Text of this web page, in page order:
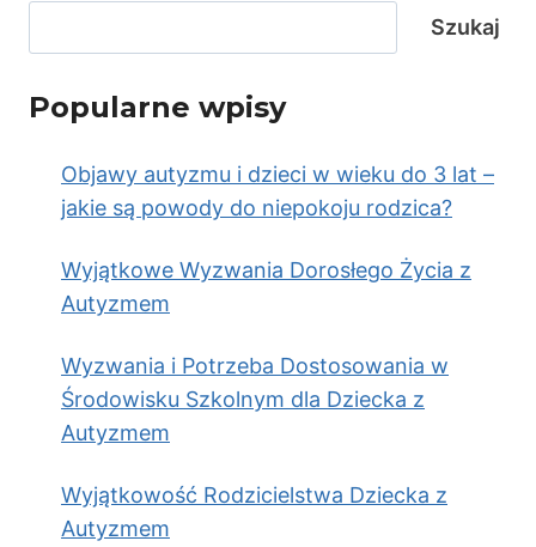
Szukaj
Popularne wpisy
Objawy autyzmu i dzieci w wieku do 3 lat –
jakie są powody do niepokoju rodzica?
Wyjątkowe Wyzwania Dorosłego Życia z
Autyzmem
Wyzwania i Potrzeba Dostosowania w
Środowisku Szkolnym dla Dziecka z
Autyzmem
Wyjątkowość Rodzicielstwa Dziecka z
Autyzmem